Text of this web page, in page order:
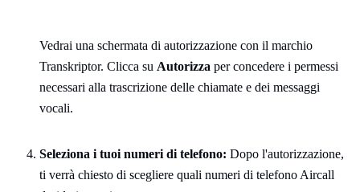
Vedrai una schermata di autorizzazione con il marchio
Transkriptor. Clicca su Autorizza per concedere i permessi
necessari alla trascrizione delle chiamate e dei messaggi
vocali.
Seleziona i tuoi numeri di telefono: Dopo l'autorizzazione,
ti verrà chiesto di scegliere quali numeri di telefono Aircall